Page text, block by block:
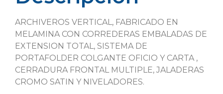
ARCHIVEROS VERTICAL, FABRICADO EN
MELAMINA CON CORREDERAS EMBALADAS DE
EXTENSION TOTAL, SISTEMA DE
PORTAFOLDER COLGANTE OFICIO Y CARTA ,
CERRADURA FRONTAL MULTIPLE, JALADERAS
CROMO SATIN Y NIVELADORES.